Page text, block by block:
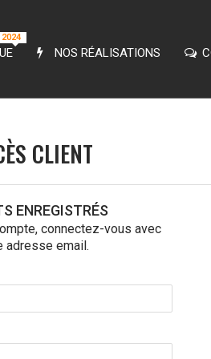
2024
NOS RÉALISATIONS
CLIENT
ENREGISTRÉS
connectez-vous avec
adresse email.